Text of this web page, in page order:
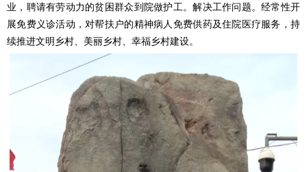
业，聘请有劳动力的贫困群众到院做护工。解决工作问题。经常性开
展免费义诊活动，对帮扶户的精神病人免费供药及住院医疗服务，持
续推进文明乡村、美丽乡村、幸福乡村建设。